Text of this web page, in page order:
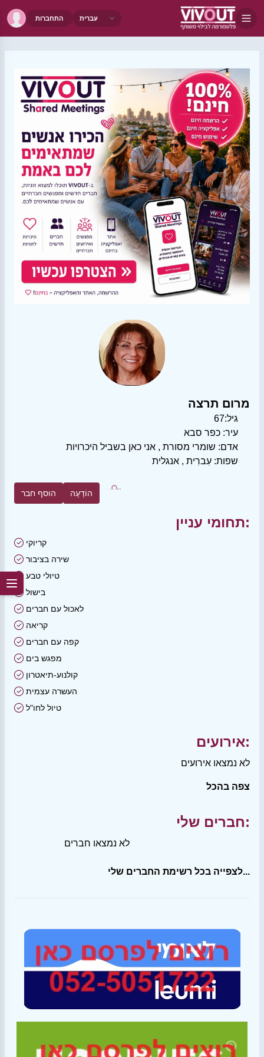
התחברות
מרום תרצה
גיל:67
עיר: כפר סבא
אדם: שומרי מסורת , אני כאן בשביל היכרויות
שפות: עִברִית , אנגלית
הוסף חבר הוֹדָעָה
תחומי עניין:
קריוקי
שירה בציבור
טיולי טבע
בישול
לאכול עם חברים
קריאה
קפה עם חברים
מפגש בים
קולנוע-תיאטרון
העשרה עצמית
טיול לחו"ל
אירועים:
לא נמצאו אירועים
צפה בהכל
חברים שלי:
לא נמצאו חברים
לצפייה בכל רשימת החברים שלי...